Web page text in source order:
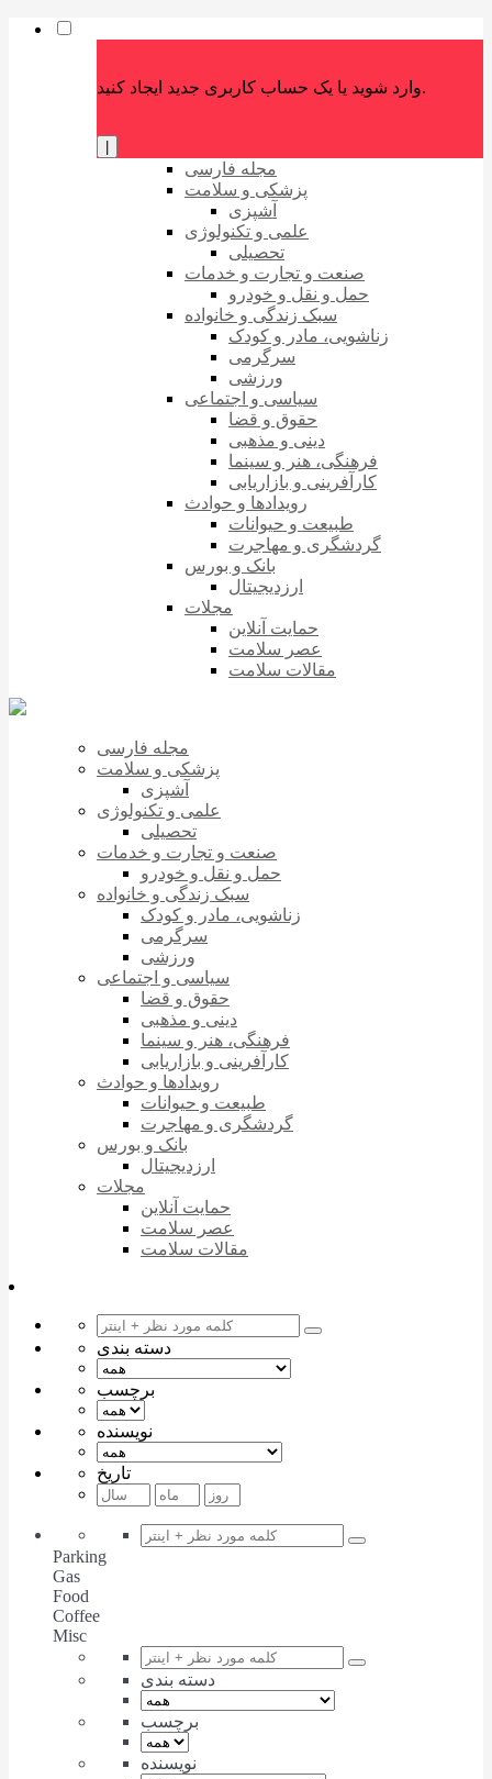
وارد شوید یا یک حساب کاربری جدید ایجاد کنید.
مجله فارسی
پزشکی و سلامت
آشپزی
علمی و تکنولوژی
تحصیلی
صنعت و تجارت و خدمات
حمل و نقل و خودرو
سبک زندگی و خانواده
زناشویی، مادر و کودک
سرگرمی
ورزشی
سیاسی و اجتماعی
حقوق و قضا
دینی و مذهبی
فرهنگی، هنر و سینما
کارآفرینی و بازاریابی
رویدادها و حوادث
طبیعت و حیوانات
گردشگری و مهاجرت
بانک و بورس
ارزدیجیتال
مجلات
حمایت آنلاین
عصر سلامت
مقالات سلامت
مجله فارسی
پزشکی و سلامت
آشپزی
علمی و تکنولوژی
تحصیلی
صنعت و تجارت و خدمات
حمل و نقل و خودرو
سبک زندگی و خانواده
زناشویی، مادر و کودک
سرگرمی
ورزشی
سیاسی و اجتماعی
حقوق و قضا
دینی و مذهبی
فرهنگی، هنر و سینما
کارآفرینی و بازاریابی
رویدادها و حوادث
طبیعت و حیوانات
گردشگری و مهاجرت
بانک و بورس
ارزدیجیتال
مجلات
حمایت آنلاین
عصر سلامت
مقالات سلامت
دسته بندی
برچسب
نویسنده
تاریخ
Parking
Gas
Food
Coffee
Misc
دسته بندی
برچسب
نویسنده